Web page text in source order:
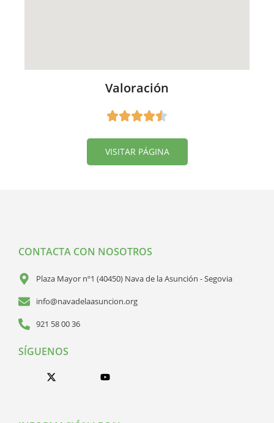
Valoración
VISITAR PÁGINA
CONTACTA CON NOSOTROS
Plaza Mayor nº1 (40450) Nava de la Asunción - Segovia
info@navadelaasuncion.org
921 58 00 36
SÍGUENOS